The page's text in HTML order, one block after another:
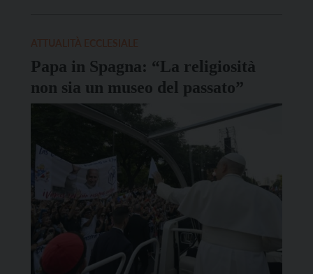
Papa in Spagna: “La religiosità
non sia un museo del passato”